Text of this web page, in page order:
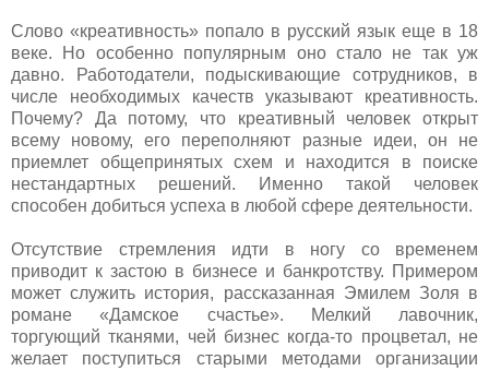
Слово «креативность» попало в русский язык еще в 18
веке. Но особенно популярным оно стало не так уж
давно. Работодатели, подыскивающие сотрудников, в
числе необходимых качеств указывают креативность.
Почему? Да потому, что креативный человек открыт
всему новому, его переполняют разные идеи, он не
приемлет общепринятых схем и находится в поиске
нестандартных решений. Именно такой человек
способен добиться успеха в любой сфере деятельности.
Отсутствие стремления идти в ногу со временем
приводит к застою в бизнесе и банкротству. Примером
может служить история, рассказанная Эмилем Золя в
романе «Дамское счастье». Мелкий лавочник,
торгующий тканями, чей бизнес когда-то процветал, не
желает поступиться старыми методами организации